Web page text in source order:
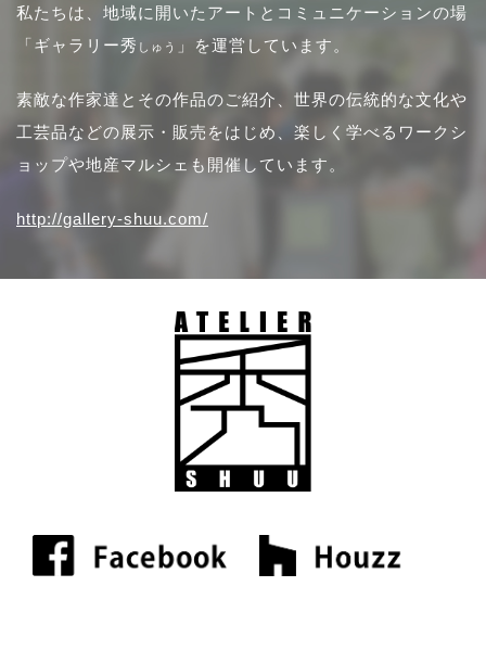
私たちは、地域に開いたアートとコミュニケーションの場
「ギャラリー秀 しゅう 」を運営しています。
素敵な作家達とその作品のご紹介、世界の伝統的な文化や
工芸品などの展示・販売をはじめ、楽しく学べるワークシ
ョップや地産マルシェも開催しています。
http://gallery-shuu.com/